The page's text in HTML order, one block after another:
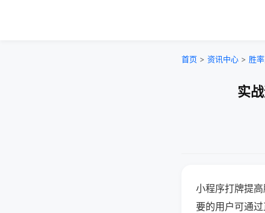
首页 > 资讯中心 > 胜
实
小程序打牌提
要的用户可通过